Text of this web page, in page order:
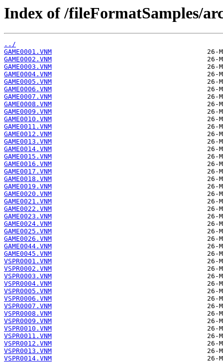
Index of /fileFormatSamples/
../
GAME0001.VNM
GAME0002.VNM
GAME0003.VNM
GAME0004.VNM
GAME0005.VNM
GAME0006.VNM
GAME0007.VNM
GAME0008.VNM
GAME0009.VNM
GAME0010.VNM
GAME0011.VNM
GAME0012.VNM
GAME0013.VNM
GAME0014.VNM
GAME0015.VNM
GAME0016.VNM
GAME0017.VNM
GAME0018.VNM
GAME0019.VNM
GAME0020.VNM
GAME0021.VNM
GAME0022.VNM
GAME0023.VNM
GAME0024.VNM
GAME0025.VNM
GAME0026.VNM
GAME0044.VNM
GAME0045.VNM
VSPR0001.VNM
VSPR0002.VNM
VSPR0003.VNM
VSPR0004.VNM
VSPR0005.VNM
VSPR0006.VNM
VSPR0007.VNM
VSPR0008.VNM
VSPR0009.VNM
VSPR0010.VNM
VSPR0011.VNM
VSPR0012.VNM
VSPR0013.VNM
VSPR0014.VNM